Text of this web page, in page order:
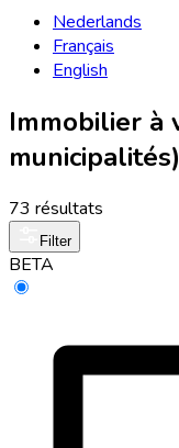
Nederlands
Français
English
Immobilier à
municipalités)
73 résultats
Filter
BETA